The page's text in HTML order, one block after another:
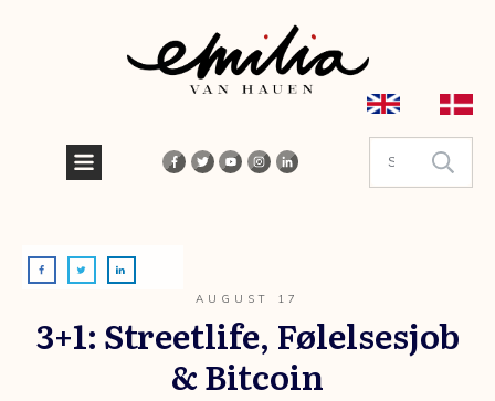
AUGUST 17
3+1: Streetlife, Følelsesjob
& Bitcoin